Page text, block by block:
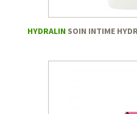
HYDRALIN SOIN INTIME